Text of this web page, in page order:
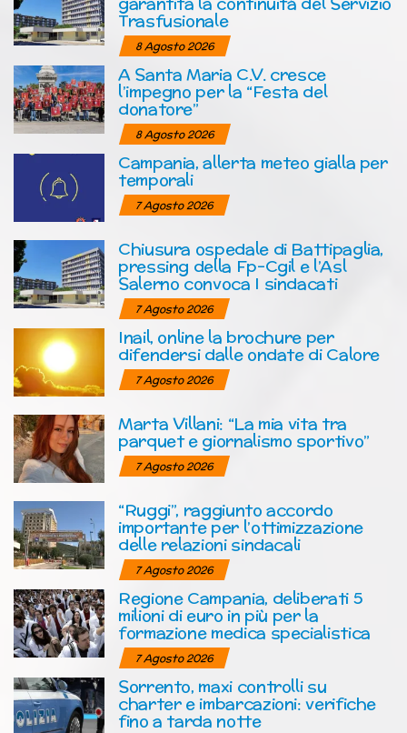
Trasfusionale
8 Agosto 2026
A Santa Maria C.V. cresce
l’impegno per la “Festa del
donatore”
8 Agosto 2026
Campania, allerta meteo gialla per
temporali
7 Agosto 2026
Chiusura ospedale di Battipaglia,
pressing della Fp-Cgil e l’Asl
Salerno convoca I sindacati
7 Agosto 2026
Inail, online la brochure per
difendersi dalle ondate di Calore
7 Agosto 2026
Marta Villani: “La mia vita tra
parquet e giornalismo sportivo”
7 Agosto 2026
“Ruggi”, raggiunto accordo
importante per l’ottimizzazione
delle relazioni sindacali
7 Agosto 2026
Regione Campania, deliberati 5
milioni di euro in più per la
formazione medica specialistica
7 Agosto 2026
Sorrento, maxi controlli su
charter e imbarcazioni: verifiche
fino a tarda notte